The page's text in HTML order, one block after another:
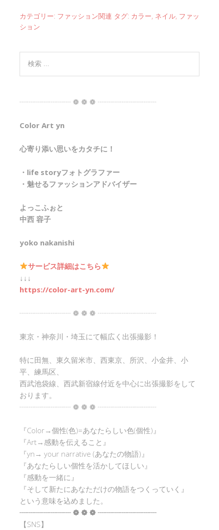
カテゴリー: ファッション関連 タグ: カラー, ネイル, ファッ
ション
┈┈┈┈┈┈┈ ❁ ❁ ❁ ┈┈┈┈┈┈┈┈
Color Art yn
心寄り添い思いをカタチに！
・life storyフォトグラファー
・魅せるファッションアドバイザー
よっこふぉと
中西 容子
yoko nakanishi
サービス詳細はこちら
↓↓↓
https://color-art-yn.com/
┈┈┈┈┈┈┈ ❁ ❁ ❁ ┈┈┈┈┈┈┈┈
東京・神奈川・埼玉にて幅広く出張撮影！
特に田無、東久留米市、西東京、所沢、小金井、小
平、練馬区、
西武池袋線、西武新宿線付近を中心に出張撮影をして
おります。
┈┈┈┈┈┈┈ ❁ ❁ ❁ ┈┈┈┈┈┈┈┈
『Color→個性(色)=あなたらしい色(個性)』
『Art→感動を伝えること』
『yn→ your narrative (あなたの物語)』
『あなたらしい個性を活かしてほしい』
『感動を一緒に』
『そして新たにあなただけの物語をつくっていく』
という意味を込めました。
┈┈┈┈┈┈┈ ❁ ❁ ❁ ┈┈┈┈┈┈┈┈
【SNS】